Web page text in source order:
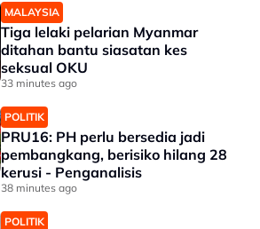
MALAYSIA
Tiga lelaki pelarian Myanmar
ditahan bantu siasatan kes
seksual OKU
33 minutes ago
POLITIK
PRU16: PH perlu bersedia jadi
pembangkang, berisiko hilang 28
kerusi - Penganalisis
38 minutes ago
POLITIK